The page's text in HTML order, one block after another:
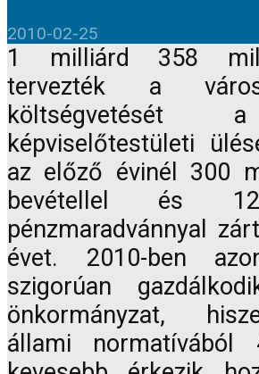
2010-02-25
1 milliárd 358
tervezték a
költségvetését
képviselőtestületi
az előző évinél 300
bevétellel és
pénzmaradvánnyal
évet. 2010-ben
szigorúan
önkormányzat,
állami normatívából